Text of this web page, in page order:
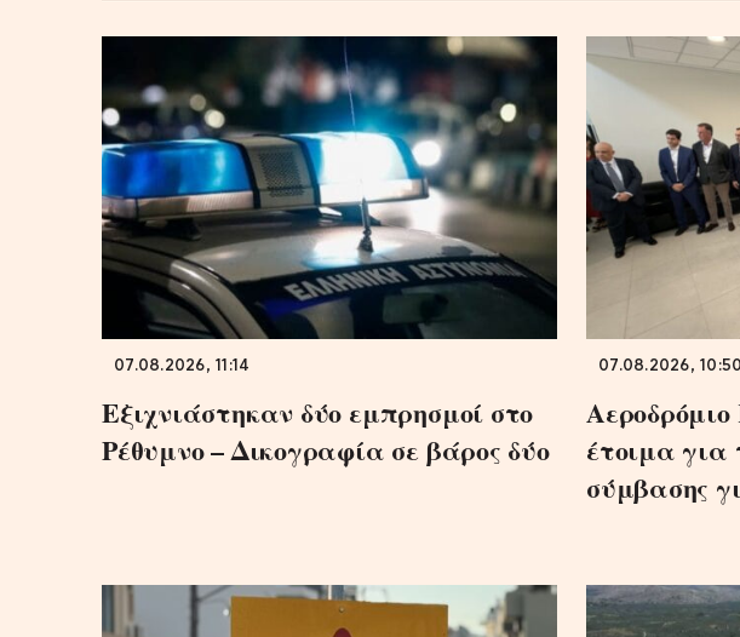
07.08.2026, 11:14
Εξιχνιάστηκαν δύο εμπρησμοί στο
Ρέθυμνο – Δικογραφία σε βάρος δύο
07.08.2026, 10:50
έτοιμα για
σύμβασης